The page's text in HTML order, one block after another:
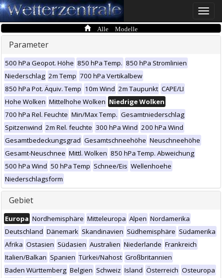
Toggle
Alle Modelle
Parameter
500 hPa Geopot. Höhe 850 hPa Temp. 850 hPa Stromlinien
Niederschlag 2m Temp 700 hPa Vertikalbew
850 hPa Pot. Äquiv. Temp 10m Wind 2m Taupunkt CAPE/LI
Hohe Wolken Mittelhohe Wolken Niedrige Wolken
700 hPa Rel. Feuchte Min/Max Temp. Gesamtniederschlag
Spitzenwind 2m Rel. feuchte 300 hPa Wind 200 hPa Wind
Gesamtbedeckungsgrad Gesamtschneehöhe Neuschneehöhe
Gesamt-Neuschnee Mittl. Wolken 850 hPa Temp. Abweichung
500 hPa Wind 50 hPa Temp Schnee/Eis Wellenhoehe
Niederschlagsform
Gebiet
Europa Nordhemisphäre Mitteleuropa Alpen Nordamerika
Deutschland Dänemark Skandinavien Südhemisphäre Südamerika
Afrika Ostasien Südasien Australien Niederlande Frankreich
Italien/Balkan Spanien Türkei/Nahost Großbritannien
Baden Württemberg Belgien Schweiz Island Österreich Osteuropa